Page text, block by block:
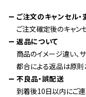
ご注文のキャンセル・
ご注文確定後のキャン
返品について
商品のイメージ違い、
都合による返品は原則
不良品・誤配送
到着後10日以内にご連